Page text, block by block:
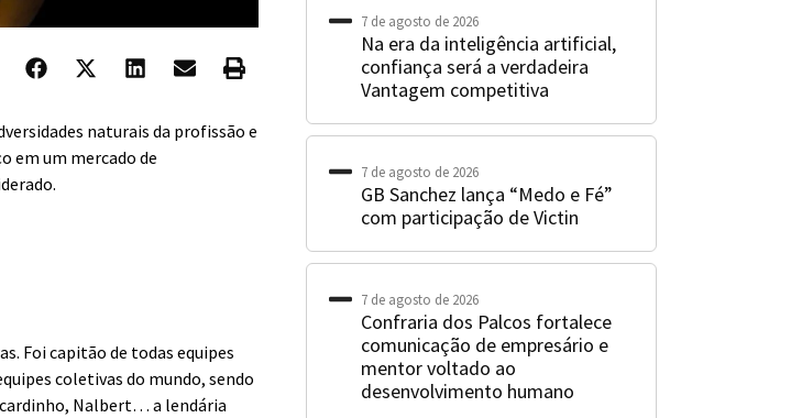
naturais da profissão e
em um mercado de
Foi capitão de todas equipes
coletivas do mundo, sendo
Nalbert… a lendária
7 de agosto de 2026
Na era da inteligência artificial,
confiança será a verdadeira
Vantagem competitiva
7 de agosto de 2026
GB Sanchez lança “Medo e Fé”
com participação de Victin
7 de agosto de 2026
Confraria dos Palcos fortalece
comunicação de empresário e
mentor voltado ao
desenvolvimento humano